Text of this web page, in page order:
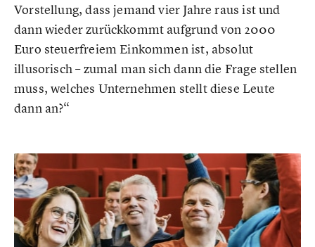
Vorstellung, dass jemand vier Jahre raus ist und
dann wieder zurückkommt aufgrund von 2000
Euro steuerfreiem Einkommen ist, absolut
illusorisch – zumal man sich dann die Frage stellen
muss, welches Unternehmen stellt diese Leute
dann an?“